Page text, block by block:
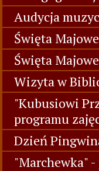
Audycja
Święta Majowe
Święta
Wizyta w
"Kubusiowi
programu
Dzień
"Marchewka"